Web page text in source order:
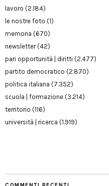
lavoro (2.184)
le nostre foto (1)
memoria (670)
newsletter(42)
pari opportunità | diritti (2.477)
partito democratico (2.870)
politica italiana (7.352)
scuola | formazione (3.214)
territorio (116)
università | ricerca (1.919)